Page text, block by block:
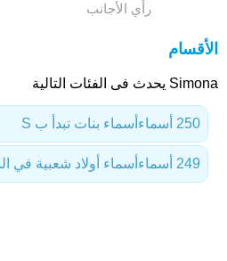
رأي الأجانب
الأقسام
Simona يحدث فى الفئات التالية
أسماء بنات تبدأ ب S 250 أسماء
أسماء أولاد شعبية في 249 أسماء